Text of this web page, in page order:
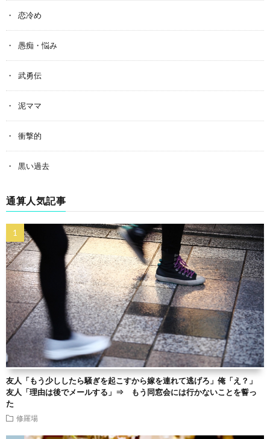
恋冷め
愚痴・悩み
武勇伝
泥ママ
衝撃的
黒い過去
通算人気記事
友人「もう少ししたら騒ぎを起こすから嫁を連れて逃げろ」俺「え？」
友人「理由は後でメールする」⇒ もう同窓会には行かないことを誓っ
た
修羅場